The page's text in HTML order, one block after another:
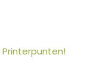
Printerpunten!